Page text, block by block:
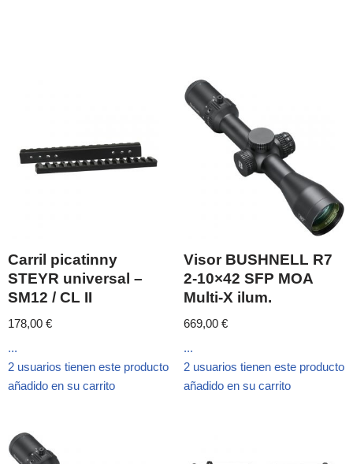
Carril picatinny
STEYR universal –
SM12 / CL II
178,00 €
...
2 usuarios tienen este producto
añadido en su carrito
Visor BUSHNELL R7
2-10×42 SFP MOA
Multi-X ilum.
669,00 €
...
2 usuarios tienen este producto
añadido en su carrito